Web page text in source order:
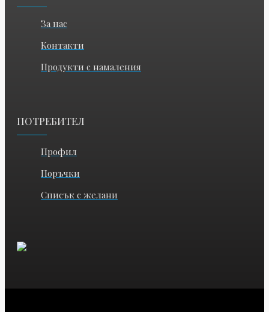
За нас
Контакти
Продукти с намаления
ПОТРЕБИТЕЛ
Профил
Поръчки
Списък с желани